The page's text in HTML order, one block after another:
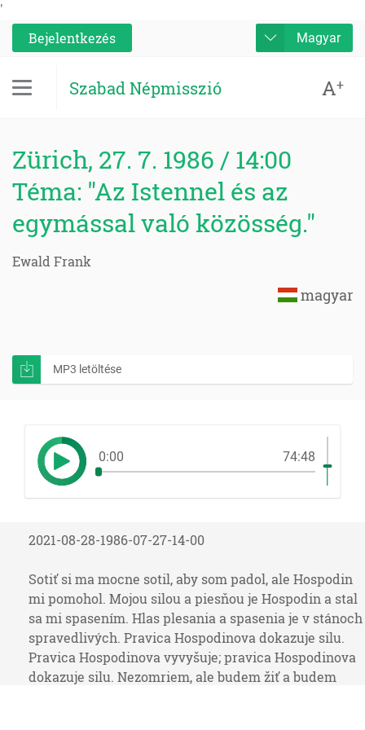
'
Bejelentkezés
Magyar
Szabad Népmisszió A+
Zürich, 27. 7. 1986 / 14:00
Téma: "Az Istennel és az
egymással való közösség."
Ewald Frank
magyar
MP3 letöltése
0:00 74:48
2021-08-28-1986-07-27-14-00
Sotiť si ma mocne sotil, aby som padol, ale Hospodin
mi pomohol. Mojou silou a piesňou je Hospodin a stal
sa mi spasením. Hlas plesania a spasenia je v stánoch
spravedlivých. Pravica Hospodinova dokazuje silu.
Pravica Hospodinova vyvyšuje; pravica Hospodinova
dokazuje silu. Nezomriem, ale budem žiť a budem